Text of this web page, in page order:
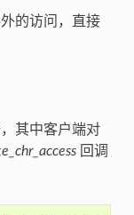
的访问，直接
其中客户端对
回调